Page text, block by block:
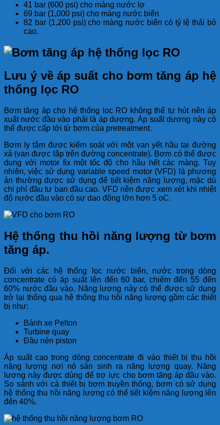
41 bar (600 psi) cho màng nước lợ
69 bar (1,000 psi) cho màng nước biển
82 bar (1,200 psi) cho màng nước biển có tỷ lệ thải bỏ
cao.
Lưu ý về áp suất cho bơm tăng áp hệ
thống lọc RO
Bơm tăng áp cho hệ thống lọc RO không thể tự hút nên áp
xuất nước đầu vào phải là áp dượng. Áp suất dương này có
thể được cấp tới từ bơm của pretreatment.
Bơm ly tâm được kiểm soát với một van yết hầu tại đường
xả (van được lắp trên đường concentrate). Bơm có thể được
dung với motor fix một tốc độ cho hầu hết các màng. Tuy
nhiên, việc sử dụng variable speed motor (VFD) là phương
án thường được sử dụng để tiết kiệm năng lượng, mặc dù
chi phí đầu tư ban đầu cao. VFD nên được xem xét khi nhiệt
độ nước đầu vào có sự dao động lớn hơn 5 oC.
Hệ thống thu hồi năng lượng từ bơm
tăng áp.
Đối với các hệ thống lọc nước biển, nước trong dòng
concentrate có áp suất lên đến 60 bar, chiếm đến 55 đến
60% nước đầu vào. Năng lượng này có thể được sử dụng
trở lại thông qua hệ thống thu hồi năng lượng gồm các thiết
bị như:
Bánh xe Pelton
Turbine quay
Đầu nén piston
Áp suất cao trong dòng concentrate đi vào thiết bị thu hồi
năng lượng nơi nó sản sinh ra năng lượng quay. Năng
lượng này được dùng để trợ lực cho bơm tăng áp đầu vào.
So sánh với cá thiết bị bơm truyền thống, bơm có sử dụng
hệ thống thu hồi năng lượng có thể tiết kiệm năng lượng lên
đến 40%.